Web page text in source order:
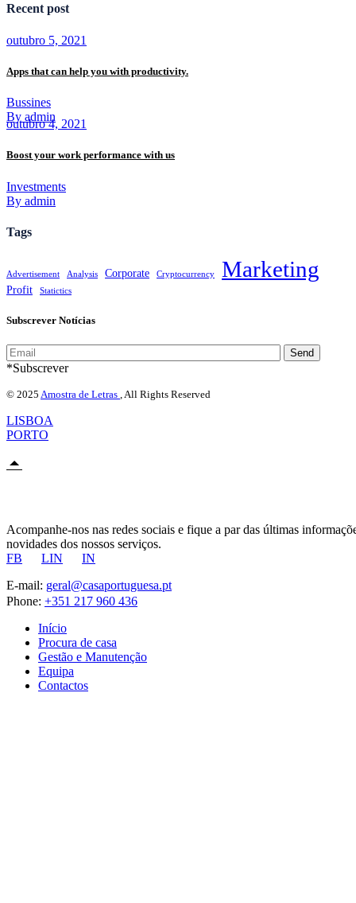
Recent post
outubro 5, 2021
Apps that can help you with productivity.
Bussines
By admin
outubro 4, 2021
Boost your work performance with us
Investments
By admin
Tags
Advertisement Analysis Corporate Cryptocurrency Marketing
Profit Statictics
Subscrever Notícias
Send
*Subscrever
© 2025 Amostra de Letras , All Rights Reserved
LISBOA
PORTO
Acompanhe-nos nas redes sociais e fique a par das últimas
novidades dos nossos serviços.
FB
LIN
IN
E-mail: geral@casaportuguesa.pt
Phone: +351 217 960 436
Início
Procura de casa
Gestão e Manutenção
Equipa
Contactos